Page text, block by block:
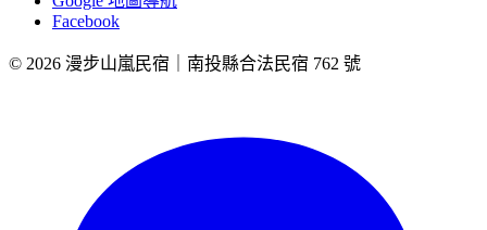
Facebook
© 2026 漫步山嵐民宿｜南投縣合法民宿 762 號